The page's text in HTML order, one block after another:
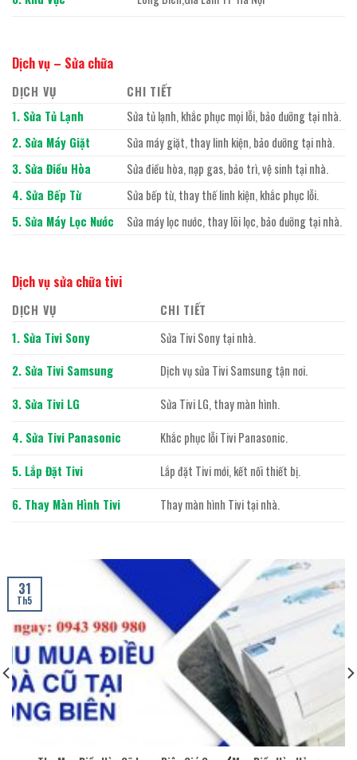
Dịch vụ – Sửa chữa
DỊCH VỤ
CHI TIẾT
1. Sửa Tủ Lạnh
Sửa tủ lạnh, khắc phục mọi lỗi, bảo dưỡng tại nhà.
2. Sửa Máy Giặt
Sửa máy giặt, thay linh kiện, bảo dưỡng tại nhà.
3. Sửa Điều Hòa
Sửa điều hòa, nạp gas, bảo trì, vệ sinh tại nhà.
4. Sửa Bếp Từ
Sửa bếp từ, thay thế linh kiện, khắc phục lỗi.
5. Sửa Máy Lọc Nước
Sửa máy lọc nước, thay lõi lọc, bảo dưỡng tại nhà.
Dịch vụ sửa chữa tivi
DỊCH VỤ
CHI TIẾT
1. Sửa Tivi Sony
Sửa Tivi Sony tại nhà.
2. Sửa Tivi Samsung
Dịch vụ sửa Tivi Samsung tận nơi.
3. Sửa Tivi LG
Sửa Tivi LG, thay màn hình.
4. Sửa Tivi Panasonic
Khắc phục lỗi Tivi Panasonic.
5. Lắp Đặt Tivi
Lắp đặt Tivi mới, kết nối thiết bị.
6. Thay Màn Hình Tivi
Thay màn hình Tivi tại nhà.
31
Th5